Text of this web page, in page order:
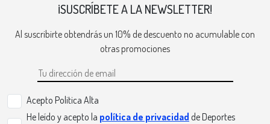
¡SUSCRÍBETE A LA NEWSLETTER!
Al suscribirte obtendrás un 10% de descuento no acumulable con
otras promociones
Acepto Politica Alta
He leído y acepto la política de privacidad de Deportes